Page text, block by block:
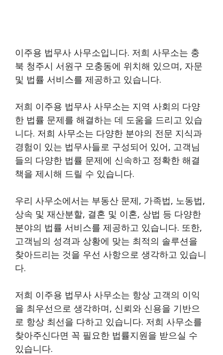
이주용 법무사 사무소입니다. 저희 사무소는 충
북 청주시 서원구 모충동에 위치해 있으며, 자문
및 법률 서비스를 제공하고 있습니다.
저희 이주용 법무사 사무소는 지역 사회의 다양
한 법률 문제를 해결하는 데 도움을 드리고 있습
니다. 저희 사무소는 다양한 분야의 전문 지식과
경험이 있는 법무사들로 구성되어 있어, 고객님
들의 다양한 법률 문제에 신속하고 정확한 해결
책을 제시해 드릴 수 있습니다.
우리 사무소에서는 부동산 문제, 가족법, 노동법,
상속 및 재산분할, 결혼 및 이혼, 상법 등 다양한
분야의 법률 서비스를 제공하고 있습니다. 또한,
고객님의 성격과 상황에 맞는 최적의 솔루션을
찾아드리는 것을 우선 사항으로 생각하고 있습니
다.
저희 이주용 법무사 사무소는 항상 고객의 이익
을 최우선으로 생각하며, 신뢰와 신용을 기반으
로 항상 최선을 다하고 있습니다. 저희 사무소를
찾아주신다면 꼭 필요한 법률지원을 받으실 수
있습니다.